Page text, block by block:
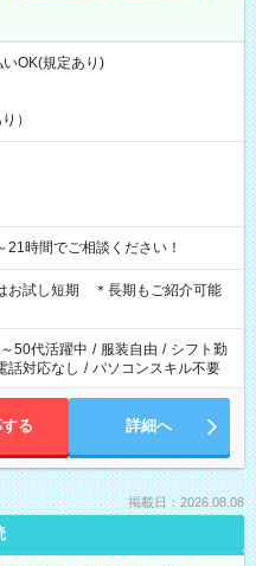
OK(規定あり)
）
選べる ＊9時～21時間でご相談ください！
お試し短期 ＊長期もご紹介可能
50代活躍中 / 服装自由 / シフト勤
話対応なし / パソコンスキル不要
る 詳細へ
掲載日：2026.08.08